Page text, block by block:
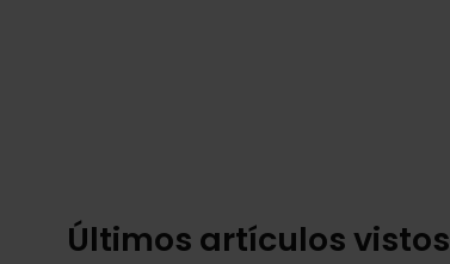
Últimos artículos vistos